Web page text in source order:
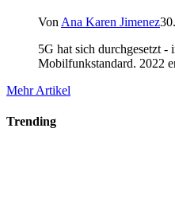
Von Ana Karen Jimenez
5G hat sich durchgesetzt -
Mobilfunkstandard. 2022
Mehr Artikel
Trending